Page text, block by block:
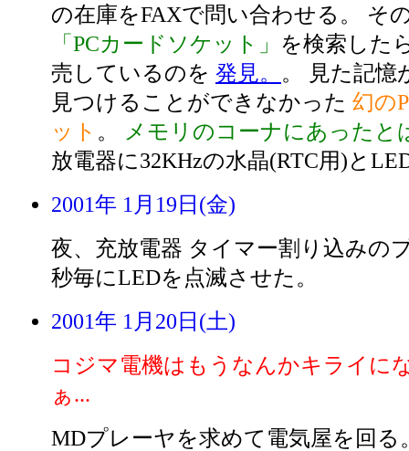
の在庫をFAXで問い合わせる。 そ
「PCカードソケット」 を検索した
売しているのを 発見。 。 見た記憶
見つけることができなかった 幻の
ット 。
メモリのコーナにあったと
放電器に32KHzの水晶(RTC用)と
2001年 1月19日(金)
夜、充放電器 タイマー割り込みの
秒毎にLEDを点滅させた。
2001年 1月20日(土)
コジマ電機はもうなんかキライに
ぁ...
MDプレーヤを求めて電気屋を回る